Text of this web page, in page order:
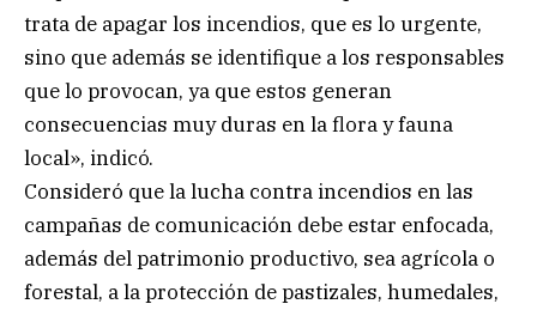
trata de apagar los incendios, que es lo urgente,
sino que además se identifique a los responsables
que lo provocan, ya que estos generan
consecuencias muy duras en la flora y fauna
local», indicó.
Consideró que la lucha contra incendios en las
campañas de comunicación debe estar enfocada,
además del patrimonio productivo, sea agrícola o
forestal, a la protección de pastizales, humedales,